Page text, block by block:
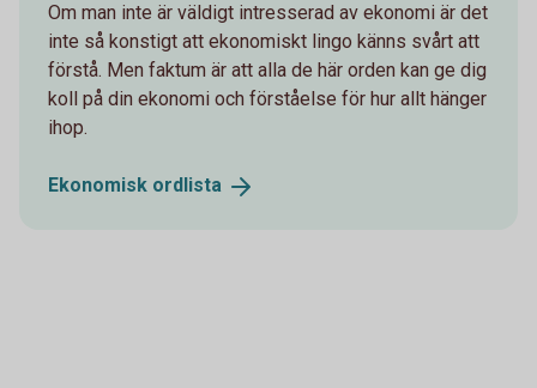
Om man inte är väldigt intresserad av ekonomi är det
inte så konstigt att ekonomiskt lingo känns svårt att
förstå. Men faktum är att alla de här orden kan ge dig
koll på din ekonomi och förståelse för hur allt hänger
ihop.
Ekonomisk ordlista